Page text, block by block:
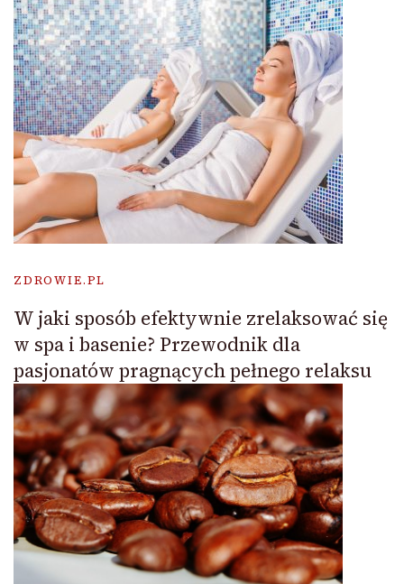
ZDROWIE.PL
W jaki sposób efektywnie zrelaksować się
w spa i basenie? Przewodnik dla
pasjonatów pragnących pełnego relaksu